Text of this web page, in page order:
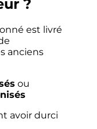
?
est livré
anciens
ou
avoir durci